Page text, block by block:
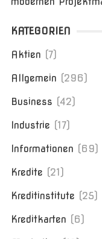
KATEGORIEN
Aktien (7)
Allgemein (296)
Business (42)
Industrie (17)
Informationen (69)
Kredite (21)
Kreditinstitute (25)
Kreditkarten (6)